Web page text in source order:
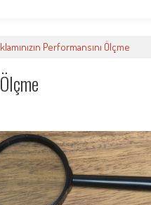
Performansını Ölçme